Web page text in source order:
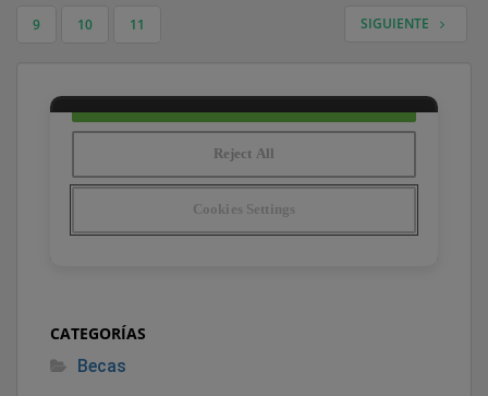
9 10 11 SIGUIENTE
CATEGORÍAS
Becas